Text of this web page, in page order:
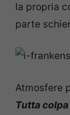
la propria
parte
Atmosfere
Tutta